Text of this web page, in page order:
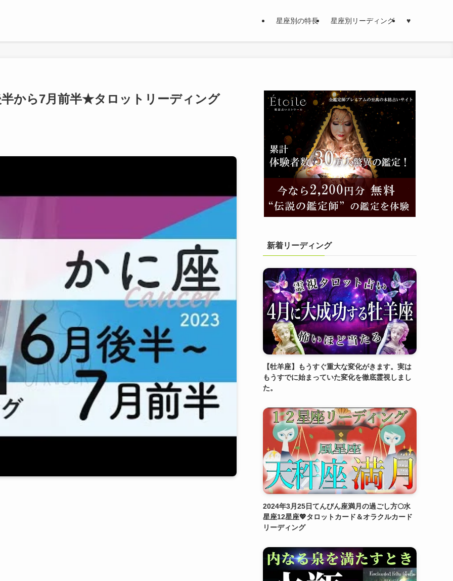
星座別の特長 星座別リーディング ♥
から7月前半★タロットリーディング
新着リーディング
【牡羊座】もうすぐ重大な変化がきます。実は
もうすでに始まっていた変化を徹底霊視しまし
た。
2024年3月25日てんびん座満月の過ごし方🌕水
星座12星座💖タロットカード＆オラクルカード
リーディング